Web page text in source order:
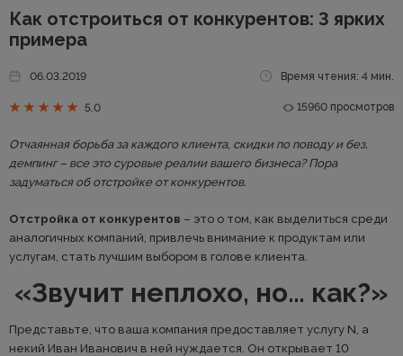
Как отстроиться от конкурентов: 3 ярких
примера
06.03.2019 Время чтения: 4 мин.
5.0 15960 просмотров
Отчаянная борьба за каждого клиента, скидки по поводу и без,
демпинг – все это суровые реалии вашего бизнеса? Пора
задуматься об отстройке от конкурентов.
Отстройка от конкурентов – это о том, как выделиться среди
аналогичных компаний, привлечь внимание к продуктам или
услугам, стать лучшим выбором в голове клиента.
«Звучит неплохо, но… как?»
Представьте, что ваша компания предоставляет услугу N, а
некий Иван Иванович в ней нуждается. Он открывает 10